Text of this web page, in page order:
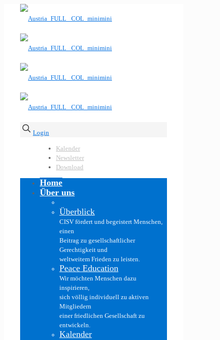
Login
Kalender
Newsletter
Download
Home
Über uns
Überblick
CISV fördert und begeistert Menschen,
einen
Beitrag zu gesellschaftlicher
Gerechtigkeit und
weltweitem Frieden zu leisten.
Peace Education
Wir möchten Menschen dazu
inspirieren,
sich völlig individuell zu aktiven
Mitgliedern
einer friedlichen Gesellschaft zu
entwickeln.
Kalender